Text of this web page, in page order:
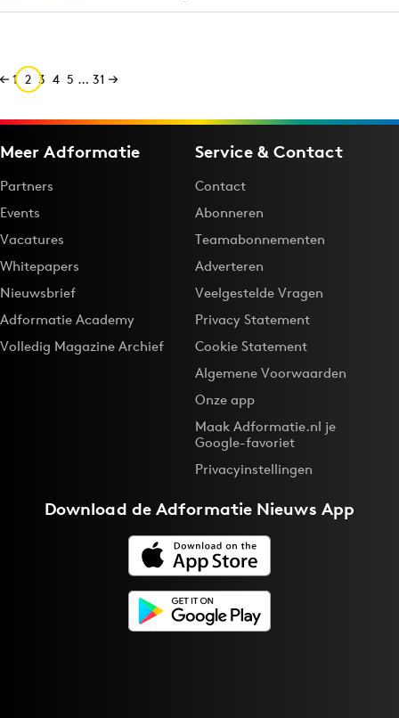
1 2 3 4 5 … 31
Meer Adformatie
Partners
Events
Vacatures
Whitepapers
Nieuwsbrief
Adformatie Academy
Volledig Magazine Archief
Service & Contact
Contact
Abonneren
Teamabonnementen
Adverteren
Veelgestelde Vragen
Privacy Statement
Cookie Statement
Algemene Voorwaarden
Onze app
Maak Adformatie.nl je
Google-favoriet
Privacyinstellingen
Download deAdformatie Nieuws App